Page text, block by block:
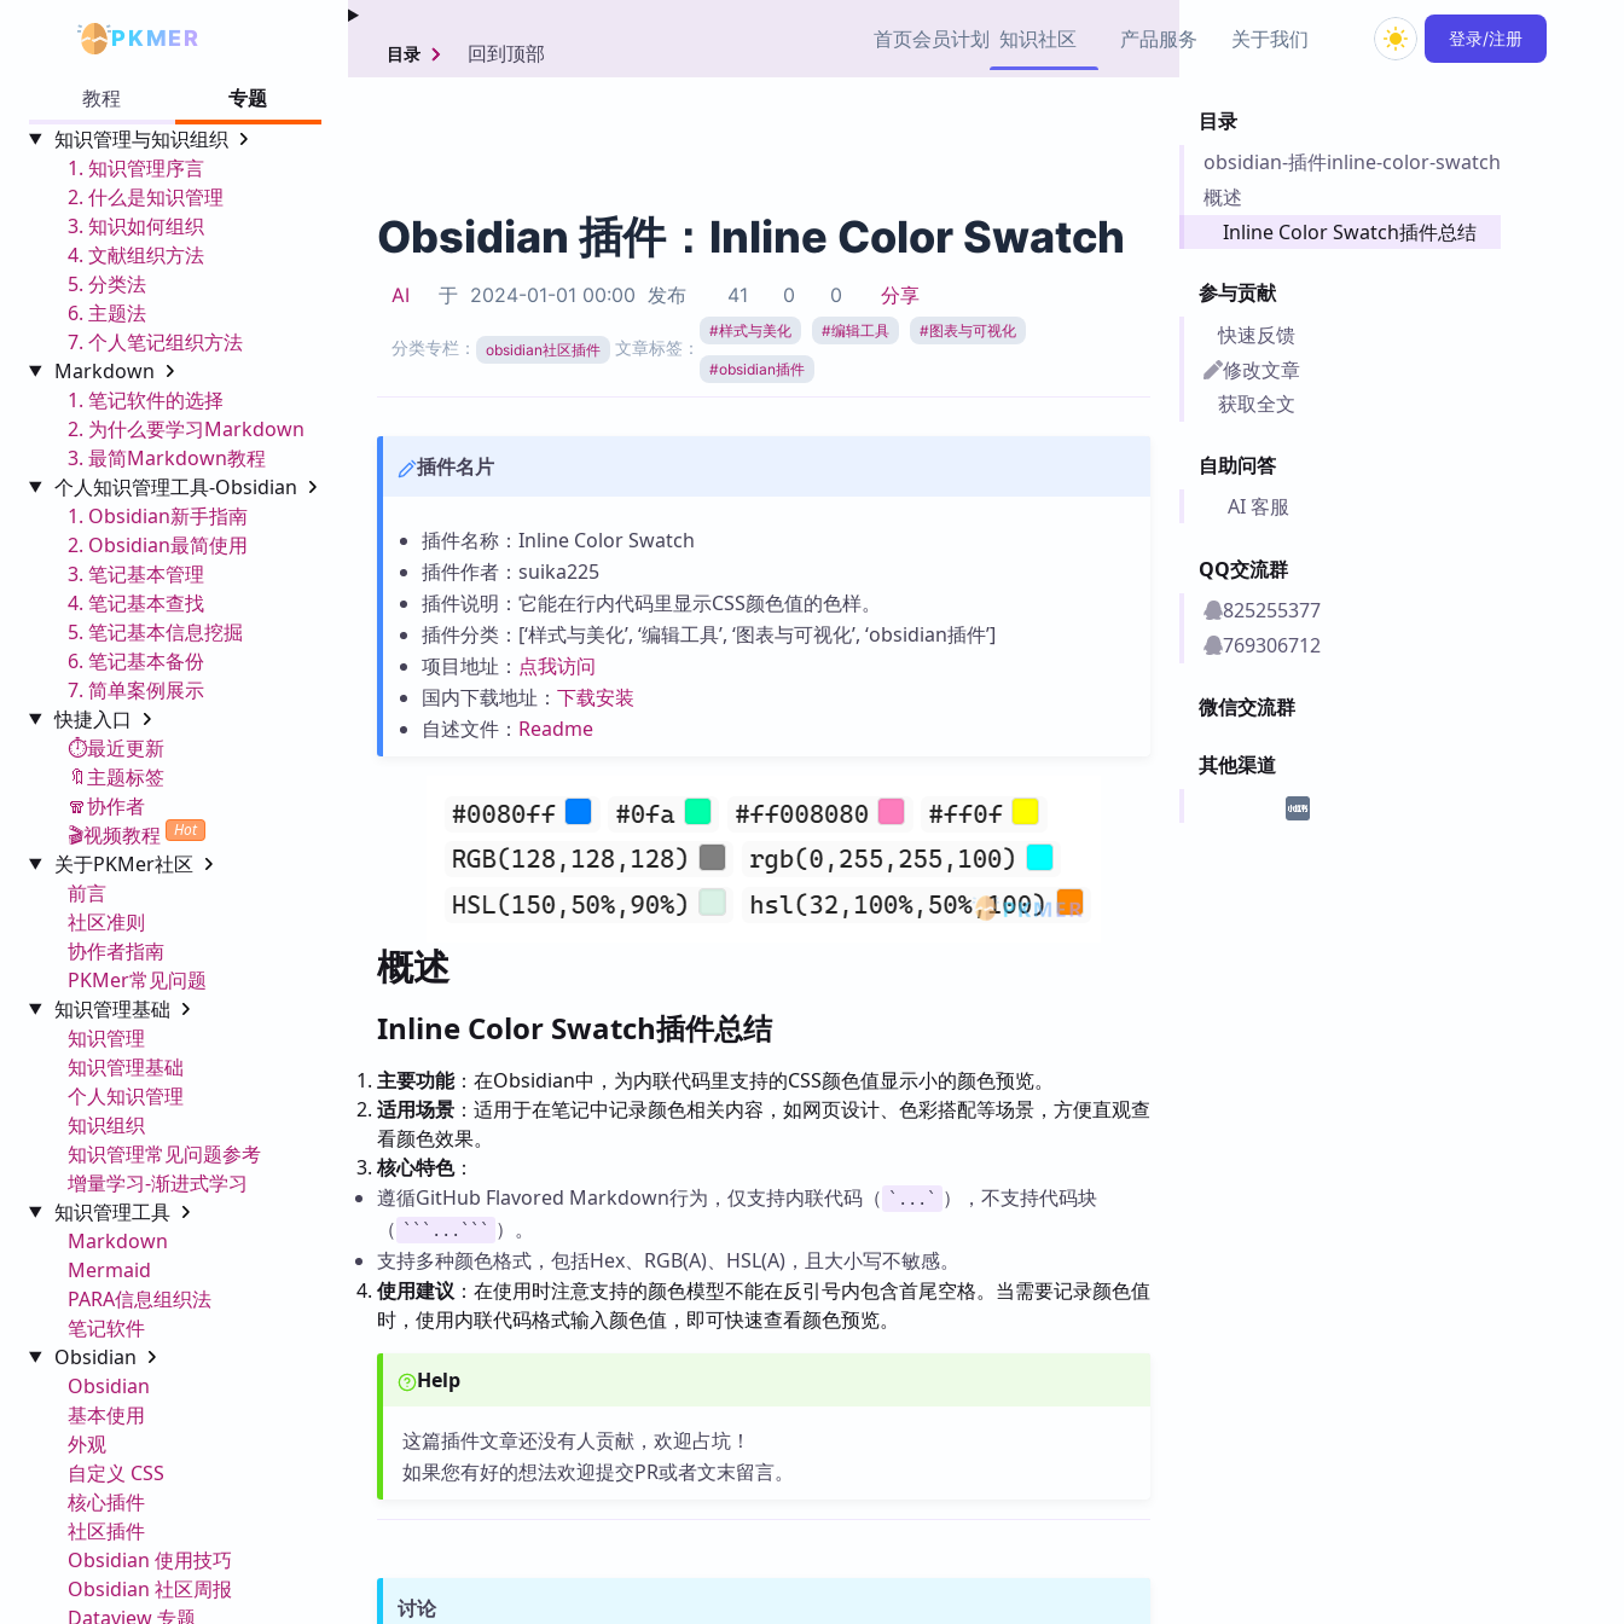
PKMER 首页会员计划 知识社区
协作者
热门链接Top5
产品服务
加速访问 Obsidian 官方
市场
Zotero 插件
Obsidian 思维导图插件
PKMer 出品的闪念笔记
Obsidian 教程
关于我们 登录/注册
教程
专题
知识管理与知识组织
1. 知识管理序言
2. 什么是知识管理
3. 知识如何组织
4. 文献组织方法
5. 分类法
6. 主题法
7. 个人笔记组织方法
Markdown
1. 笔记软件的选择
2. 为什么要学习Markdown
3. 最简Markdown教程
个人知识管理工具-Obsidian
1. Obsidian新手指南
2. Obsidian最简使用
3. 笔记基本管理
4. 笔记基本查找
5. 笔记基本信息挖掘
6. 笔记基本备份
7. 简单案例展示
快捷入口
⏱️最近更新
🔖主题标签
🧣协作者
🎬视频教程
Hot
关于PKMer社区
前言
社区准则
协作者指南
PKMer常见问题
知识管理基础
知识管理
知识管理基础
个人知识管理
知识组织
知识管理常见问题参考
增量学习-渐进式学习
知识管理工具
Markdown
Mermaid
PARA信息组织法
笔记软件
Obsidian
Obsidian
基本使用
外观
自定义 CSS
核心插件
社区插件
Obsidian 使用技巧
Obsidian 社区周报
Dataview 专题
目录
obsidian-插件inline-color-swatch
概述
Inline Color Swatch插件总结
参与贡献
快速反馈
修改文章
获取全文
自助问答
AI 客服
QQ交流群
825255377
769306712
微信交流群
其他渠道
目录 回到顶部
Obsidian 插件：Inline Color Swatch
AI 于 2024-01-01 00:00 发布 41 0 0 分享
分类专栏： obsidian社区插件 文章标签：
#样式与美化 #编辑工具 #图表与可视化
#obsidian插件
插件名片
插件名称：Inline Color Swatch
插件作者：suika225
插件说明：它能在行内代码里显示CSS颜色值的色样。
插件分类：[‘样式与美化’, ‘编辑工具’, ‘图表与可视化’, ‘obsidian插件’]
项目地址： 点我访问
国内下载地址： 下载安装
自述文件： Readme
概述
Inline Color Swatch插件总结
主要功能：在Obsidian中，为内联代码里支持的CSS颜色值显示小的颜色预览。
适用场景 ：适用于在笔记中记录颜色相关内容，如网页设计、色彩搭配等场景，方便直观查
看颜色效果。
核心特色：
遵循GitHub Flavored Markdown行为，仅支持内联代码（
`...`
），不支持代码块
（
```...```
）。
支持多种颜色格式，包括Hex、RGB(A)、HSL(A)，且大小写不敏感。
使用建议 ：在使用时注意支持的颜色模型不能在反引号内包含首尾空格。当需要记录颜色值
时，使用内联代码格式输入颜色值，即可快速查看颜色预览。
Help
这篇插件文章还没有人贡献，欢迎占坑！
如果您有好的想法欢迎提交PR或者文末留言。
讨论